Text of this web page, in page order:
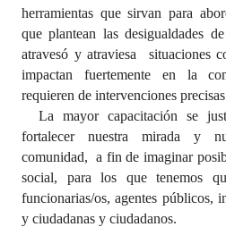
Mujeres que Dejaron Huellas -
Periodistas Decanos - Registro
Ciudadano Ilustre - Registro
Banca del Vecino - Registro
Huéspedes de Honor - Registro
Antiguos Pobladores - Registro
herramientas que sirvan para
que plantean las desigualdades
atravesó y atraviesa situaciones
impactan fuertemente en la
requieren de intervenciones
La mayor capacitación se
fortalecer nuestra mirada y
comunidad, a fin de imaginar
social, para los que tenemos
funcionarias/os, agentes públicos,
y ciudadanas y ciudadanos.